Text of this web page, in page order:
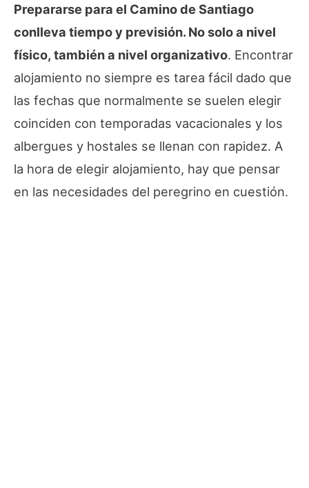
Prepararse para el Camino de Santiago
conlleva tiempo y previsión. No solo a nivel
físico, también a nivel organizativo. Encontrar
alojamiento no siempre es tarea fácil dado que
las fechas que normalmente se suelen elegir
coinciden con temporadas vacacionales y los
albergues y hostales se llenan con rapidez. A
la hora de elegir alojamiento, hay que pensar
en las necesidades del peregrino en cuestión.